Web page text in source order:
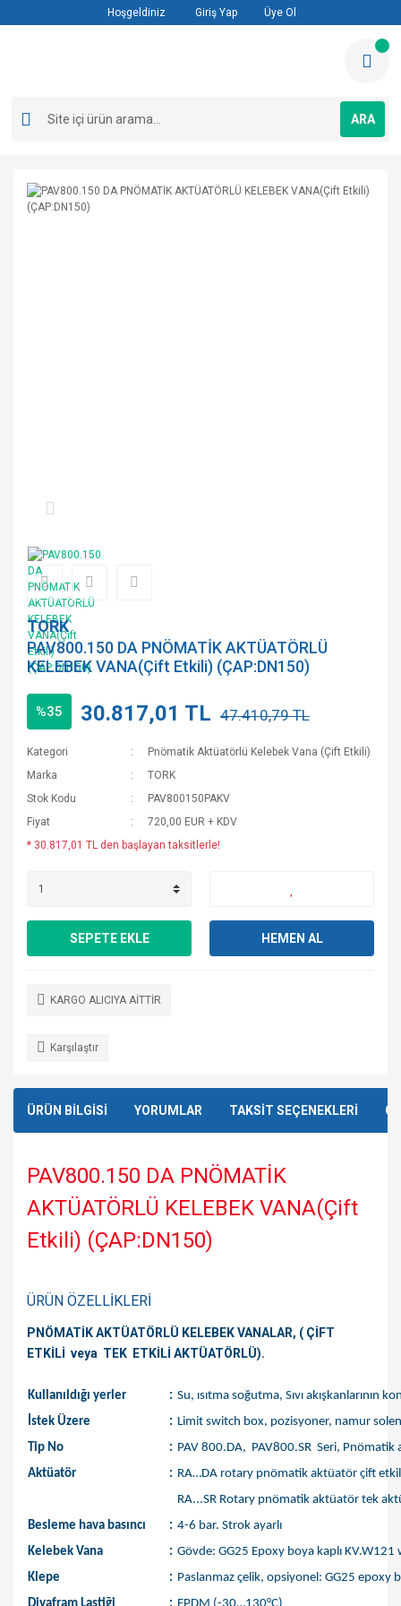
Hoşgeldiniz Giriş Yap Üye Ol
ARA
TORK
PAV800.150 DA PNÖMATİK AKTÜATÖRLÜ
KELEBEK VANA(Çift Etkili) (ÇAP:DN150)
%35 30.817,01 TL 47.410,79 TL
Kategori
Pnömatik Aktüatörlü Kelebek Vana (Çift Etkili)
Marka
TORK
Stok Kodu
PAV800150PAKV
Fiyat
720,00 EUR + KDV
* 30.817,01 TL den başlayan taksitlerle!
SEPETE EKLE HEMEN AL
KARGO ALICIYA AİTTİR
Karşılaştır
ÜRÜN BİLGİSİ YORUMLAR TAKSİT SEÇENEKLERİ
PAV800.150 DA PNÖMATİK
AKTÜATÖRLÜ KELEBEK VANA(Çift
Etkili) (ÇAP:DN150)
ÜRÜN ÖZELLİKLERİ
PNÖMATİK AKTÜATÖRLÜ KELEBEK VANALAR, ( ÇİFT
ETKİLİ veya TEK ETKİLİ AKTÜATÖRLÜ).
Kullanıldığı yerler : Su, ısıtma soğutma, Sıvı akışkanlarının
İstek Üzere
: Limit switch box, pozisyoner, namur
Tip No
: PAV 800.DA, PAV800.SR Seri, Pnömatik
Aktüatör
: RA…DA rotary pnömatik aktüatör çift
RA...SR Rotary pnömatik aktüatör tek
Besleme hava basıncı
: 4-6 bar. Strok ayarlı
Kelebek Vana
: Gövde: GG25 Epoxy boya kaplı
Klepe
: Paslanmaz çelik, opsiyonel: GG25 epoxy